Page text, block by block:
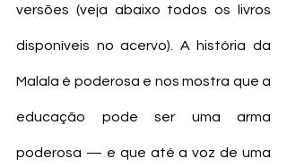
versões (veja abaixo todos os livros
disponíveis no acervo). A história da
Malala é poderosa e nos mostra que a
educação pode ser uma arma
poderosa — e que até a voz de uma